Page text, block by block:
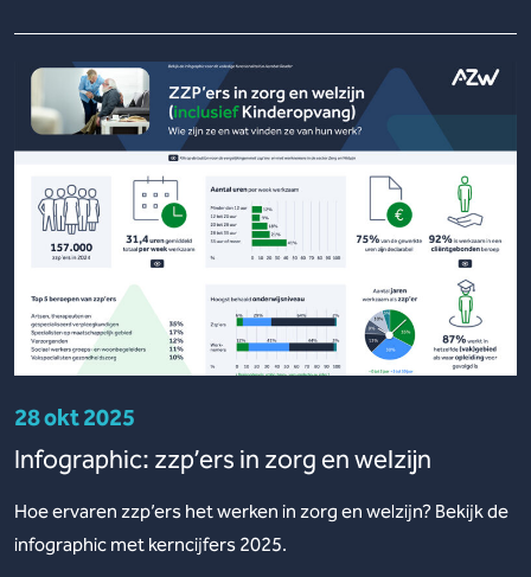
28 okt 2025
Infographic: zzp’ers in zorg en welzijn
Hoe ervaren zzp’ers het werken in zorg en welzijn? Bekijk de
infographic met kerncijfers 2025.